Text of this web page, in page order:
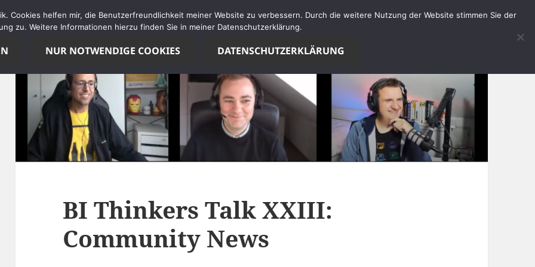
BI Thinkers Talk XXIII:
Community News
Cookies helfen mir, die Benutzerfreundlichkeit meiner Website zu verbessern. Durch die weitere Nutzung der Website stimmen Sie der
zu. Weitere Informationen hierzu finden Sie in meiner Datenschutzerklärung.
NUR NOTWENDIGE COOKIES DATENSCHUTZERKLÄRUNG